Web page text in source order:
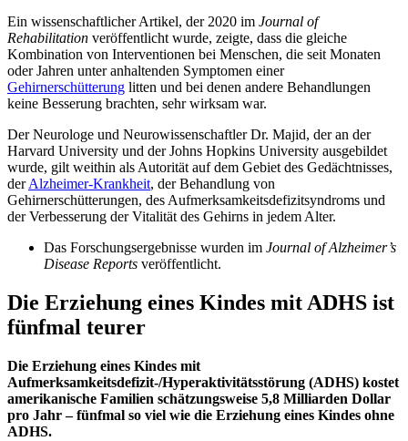
Ein wissenschaftlicher Artikel, der 2020 im Journal of
Rehabilitation veröffentlicht wurde, zeigte, dass die gleiche
Kombination von Interventionen bei Menschen, die seit Monaten
oder Jahren unter anhaltenden Symptomen einer
Gehirnerschütterung litten und bei denen andere Behandlungen
keine Besserung brachten, sehr wirksam war.
Der Neurologe und Neurowissenschaftler Dr. Majid, der an der
Harvard University und der Johns Hopkins University ausgebildet
wurde, gilt weithin als Autorität auf dem Gebiet des Gedächtnisses,
derAlzheimer-Krankheit, der Behandlung von
Gehirnerschütterungen, des Aufmerksamkeitsdefizitsyndroms und
der Verbesserung der Vitalität des Gehirns in jedem Alter.
Das Forschungsergebnisse wurden im Journal of Alzheimer’s
Disease Reports veröffentlicht.
Die Erziehung eines Kindes mit ADHS ist
fünfmal teurer
Die Erziehung eines Kindes mit
Aufmerksamkeitsdefizit-/Hyperaktivitätsstörung (ADHS) kostet
amerikanische Familien schätzungsweise 5,8 Milliarden Dollar
pro Jahr – fünfmal so viel wie die Erziehung eines Kindes ohne
ADHS.